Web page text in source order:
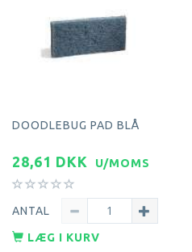
DOODLEBUG PAD BLÅ
28,61 DKK U/MOMS
ANTAL
LÆG I KURV